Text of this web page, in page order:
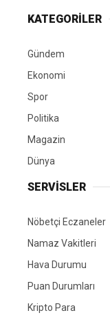
KATEGORİLER
Gündem
Ekonomi
Spor
Politika
Magazin
Dünya
SERVİSLER
Nöbetçi Eczaneler
Namaz Vakitleri
Hava Durumu
Puan Durumları
Kripto Para